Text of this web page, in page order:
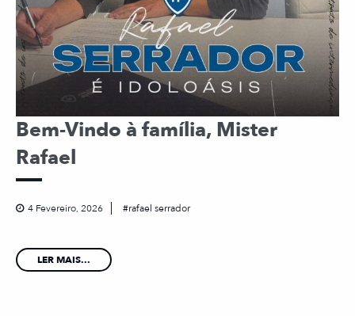
Bem-Vindo à família, Mister
Rafael
4 Fevereiro, 2026 rafael serrador
LER MAIS...